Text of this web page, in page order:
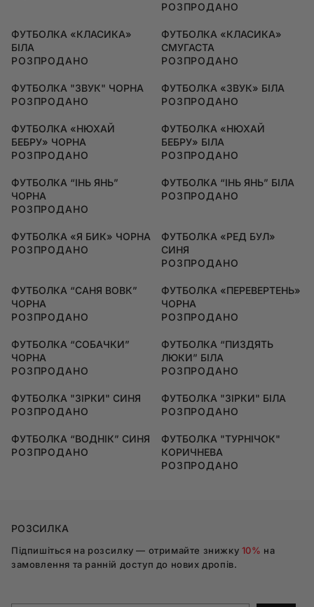
РОЗПРОДАНО
ФУТБОЛКА «КЛАСИКА»
БІЛА
РОЗПРОДАНО
ФУТБОЛКА «КЛАСИКА»
СМУГАСТА
РОЗПРОДАНО
ФУТБОЛКА "ЗВУК" ЧОРНА
РОЗПРОДАНО
ФУТБОЛКА «ЗВУК» БІЛА
РОЗПРОДАНО
ФУТБОЛКА «НЮХАЙ
БЕБРУ» ЧОРНА
РОЗПРОДАНО
ФУТБОЛКА «НЮХАЙ
БЕБРУ» БІЛА
РОЗПРОДАНО
ФУТБОЛКА “ІНЬ ЯНЬ”
ЧОРНА
РОЗПРОДАНО
ФУТБОЛКА “ІНЬ ЯНЬ” БІЛА
РОЗПРОДАНО
ФУТБОЛКА «Я БИК» ЧОРНА
РОЗПРОДАНО
ФУТБОЛКА «РЕД БУЛ»
СИНЯ
РОЗПРОДАНО
ФУТБОЛКА “САНЯ ВОВК”
ЧОРНА
РОЗПРОДАНО
ФУТБОЛКА «ПЕРЕВЕРТЕНЬ»
ЧОРНА
РОЗПРОДАНО
ФУТБОЛКА “СОБАЧКИ”
ЧОРНА
РОЗПРОДАНО
ФУТБОЛКА “ПИЗДЯТЬ
ЛЮКИ” БІЛА
РОЗПРОДАНО
ФУТБОЛКА "ЗІРКИ" СИНЯ
РОЗПРОДАНО
ФУТБОЛКА "ЗІРКИ" БІЛА
РОЗПРОДАНО
ФУТБОЛКА “ВОДНІК” СИНЯ
РОЗПРОДАНО
ФУТБОЛКА "ТУРНІЧОК"
КОРИЧНЕВА
РОЗПРОДАНО
РОЗСИЛКА
Підпишіться на розсилку — отримайте знижку 10% на
замовлення та ранній доступ до нових дропів.